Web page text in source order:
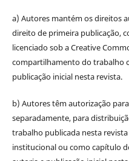
a) Autores mantém os direitos
direito de primeira publicação,
licenciado sob a Creative
compartilhamento do trabalho
publicação inicial nesta revista.
b) Autores têm autorização
separadamente, para
trabalho publicada nesta
institucional ou como capítulo